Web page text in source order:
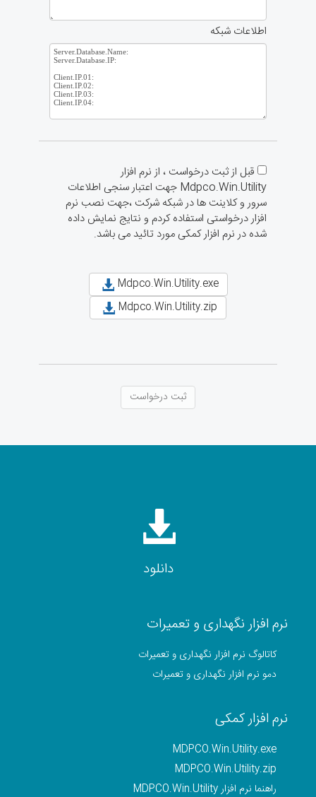
اطلاعات شبکه
قبل از ثبت درخواست ، از نرم افزار
Mdpco.Win.Utility جهت اعتبار سنجی اطلاعات
سرور و کلاینت ها در شبکه شرکت ،جهت نصب نرم
افزار درخواستی استفاده کردم و نتایج نمایش داده
شده در نرم افزار کمکی مورد تائید می باشد.
Mdpco.Win.Utility.exe
Mdpco.Win.Utility.zip
دانلود
نرم افزار نگهداری و تعمیرات
کاتالوگ نرم افزار نگهداری و تعمیرات
دمو نرم افزار نگهداری و تعمیرات
نرم افزار کمکی
MDPCO.Win.Utility.exe
MDPCO.Win.Utility.zip
راهنما نرم افزار MDPCO.Win.Utility